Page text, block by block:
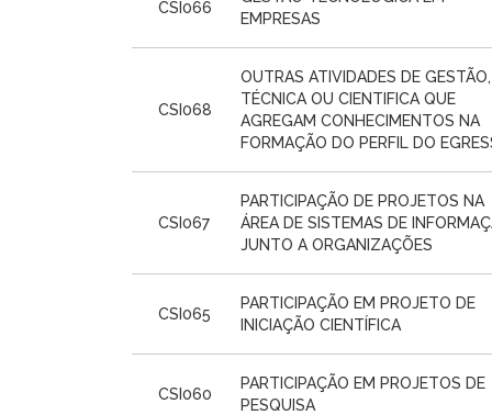
CSI066
EMPRESAS
CSI068
OUTRAS ATIVIDADES DE GESTÃO,
TÉCNICA OU CIENTIFICA QUE
AGREGAM CONHECIMENTOS NA
FORMAÇÃO DO PERFIL DO
CSI067
PARTICIPAÇÃO DE PROJETOS NA
ÁREA DE SISTEMAS DE
JUNTO A ORGANIZAÇÕES
CSI065
PARTICIPAÇÃO EM PROJETO DE
INICIAÇÃO CIENTÍFICA
CSI060
PARTICIPAÇÃO EM PROJETOS DE
PESQUISA